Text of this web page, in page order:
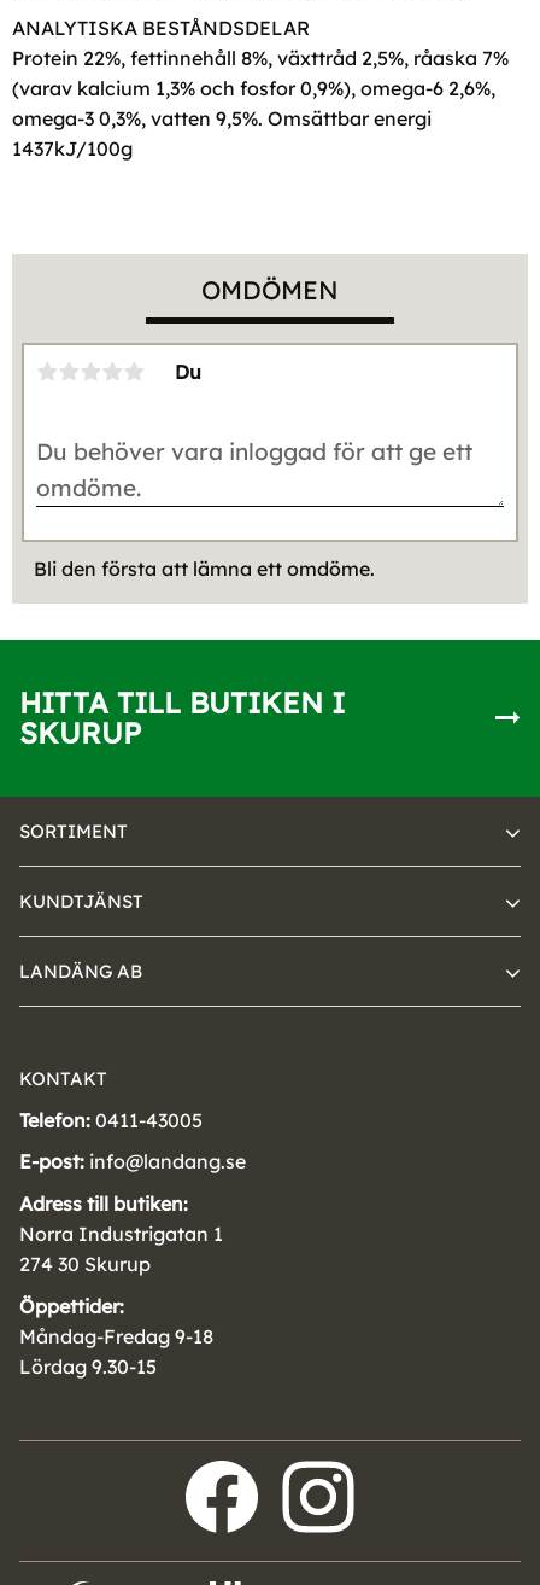
ANALYTISKA BESTÅNDSDELAR
Protein 22%, fettinnehåll 8%, växttråd 2,5%, råaska 7%
(varav kalcium 1,3% och fosfor 0,9%), omega-6 2,6%,
omega-3 0,3%, vatten 9,5%. Omsättbar energi
1437kJ/100g
OMDÖMEN
Du
Bli den första att lämna ett omdöme.
HITTA TILL BUTIKEN I
SKURUP
SORTIMENT
KUNDTJÄNST
LANDÄNG AB
KONTAKT
Telefon: 0411-43005
E-post: info@landang.se
Adress till butiken:
Norra Industrigatan 1
274 30 Skurup
Öppettider:
Måndag-Fredag 9-18
Lördag 9.30-15